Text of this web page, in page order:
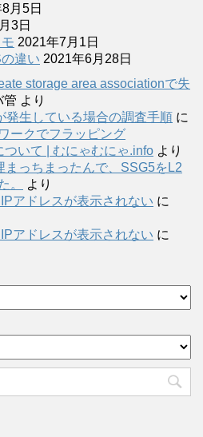
月5日
3日
2021年7月1日
違い 2021年6月28日
storage area associationで失
管 より
発生している場合の調査手順 に
ークでフラッピング
ついて | むにゃむにゃ.info より
まっちまったんで、SSG5をL2
。
より
アドレスが表示されない に
アドレスが表示されない に